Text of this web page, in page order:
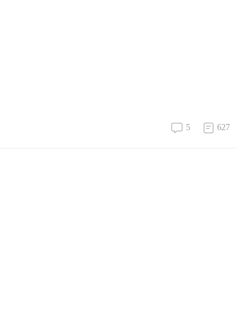
5 627